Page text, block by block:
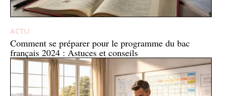
ACTU
Comment se préparer pour le programme du bac
français 2024 : Astuces et conseils